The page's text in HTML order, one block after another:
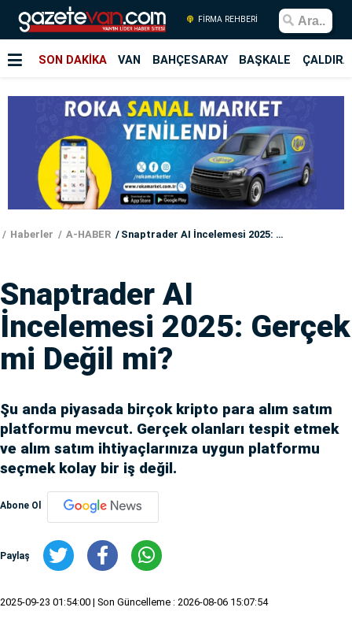
FİRMA REHBERİ
SON DAKİKA VAN BAHÇESARAY BAŞKALE
Haberler A-HABER Snaptrader AI İncelemesi 2025: Gerçek mi Değil mi?
Snaptrader AI
İncelemesi 2025: Gerçek
mi Değil mi?
Şu anda piyasada birçok kripto para alım satım
platformu mevcut. Gerçek olanları tespit etmek
ve alım satım ihtiyaçlarınıza uygun platformu
seçmek kolay bir iş değil.
Abone Ol
Paylaş
2025-09-23 01:54:00 | Son Güncelleme : 2026-08-06 15:07:54